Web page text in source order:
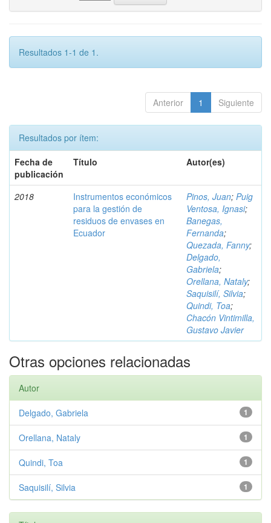
Resultados 1-1 de 1.
Anterior 1 Siguiente
Resultados por ítem:
Fecha de
publicación
Título Autor(es)
2018
Instrumentos económicos
para la gestión de
residuos de envases en
Ecuador
Pinos, Juan; Puig
Ventosa, Ignasi;
Banegas,
Fernanda;
Quezada, Fanny;
Delgado,
Gabriela;
Orellana, Nataly;
Saquisilí, Silvia;
Quindi, Toa;
Chacón Vintimilla,
Gustavo Javier
Otras opciones relacionadas
Autor
1
Delgado, Gabriela
1
Orellana, Nataly
1
Quindi, Toa
1
Saquisilí, Silvia